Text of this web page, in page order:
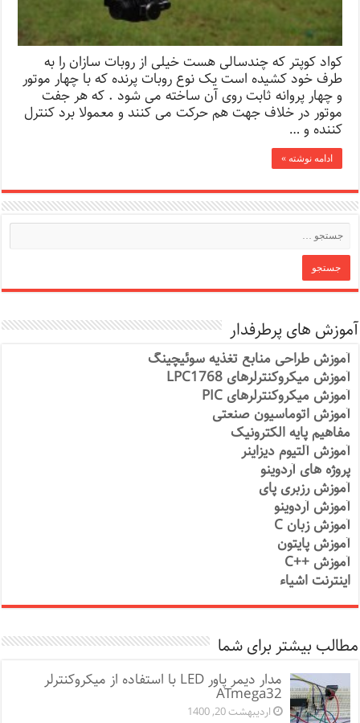
کواد کوپتر که چندسالی هست خیلی از روبات سازان را به
طرف خود کشیده است یک نوع روبات پرنده که با چهار موتور
و چهار پروانه ثابت روی آن ساخته می شود . که هر جفت
موتور در خلاف جهت هم حرکت می کنند و معمولا برد کنترل
کننده و …
ادامه نوشته »
آموزش های پرطرفدار
آموزش طراحی منابع تغذیه سوئیچینگ
آموزش میکروکنترلرهای LPC1768
آموزش میکروکنترلرهای PIC
آموزش اتوماسیون صنعتی
مفاهیم پایه الکترونیک
آموزش آلتیوم دیزاینر
پروژه های آردوینو
آموزش رزبری پای
آموزش آردوینو
آموزش زبان C
آموزش پایتون
آموزش ++C
اینترنت اشیاء
مطالب بیشتر برای شما
مدار دیمر پاور LED با استفاده از میکروکنترلر
ATmega32
اردیبهشت 20, 1400